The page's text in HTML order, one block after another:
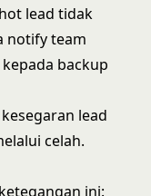
lead tidak
notify team
backup
lead
celah.
ini: